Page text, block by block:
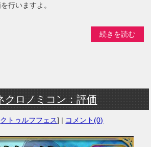
行いますよ。
続きを読む
クロノミコン：評価
クトゥルフフェス] | コメント(0)